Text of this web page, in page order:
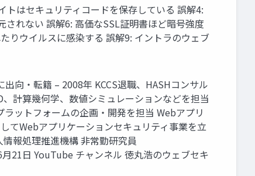
はセキュリティコードを保存している 誤解4:
れない 誤解6: 高価なSSL証明書ほど暗号強度
りウイルスに感染する 誤解9: イントラのウェブ
向・転籍 – 2008年 KCCS退職、HASHコンサル
計算幾何学、数値シミュレーションなどを担当
ットフォームの企画・開発を担当 Webアプリ
てWebアプリケーションセキュリティ事業を立
報処理推進機構 非常勤研究員
21日 YouTube チャンネル 徳丸浩のウェブセキ